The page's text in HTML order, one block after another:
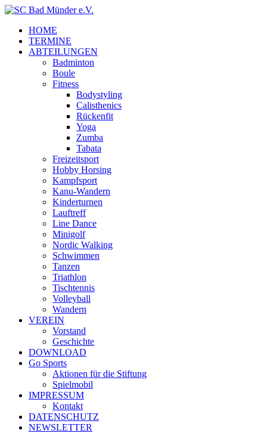
HOME
TERMINE
ABTEILUNGEN
Badminton
Boule
Fitness
Bodystyling
Calisthenics
Rückenfit
Yoga
Zumba
Tabata
Freizeitsport
Hobby Horsing
Kampfsport
Kanu-Wandern
Kinderturnen
Lauftreff
Line Dance
Minigolf
Nordic Walking
Schwimmen
Tanzen
Triathlon
Tischtennis
Volleyball
Wandern
VEREIN
Vorstand
Geschichte
DOWNLOAD
Go Sports
Aktionen für die Stiftung
Spielmobil
IMPRESSUM
Kontakt
DATENSCHUTZ
NEWSLETTER